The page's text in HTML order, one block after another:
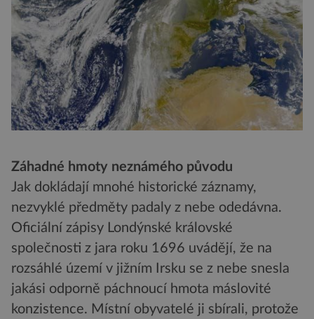
Záhadné hmoty neznámého původu
Jak dokládají mnohé historické záznamy,
nezvyklé předměty padaly z nebe odedávna.
Oficiální zápisy Londýnské královské
společnosti z jara roku 1696 uvádějí, že na
rozsáhlé území v jižním Irsku se z nebe snesla
jakási odporně páchnoucí hmota máslovité
konzistence. Místní obyvatelé ji sbírali, protože